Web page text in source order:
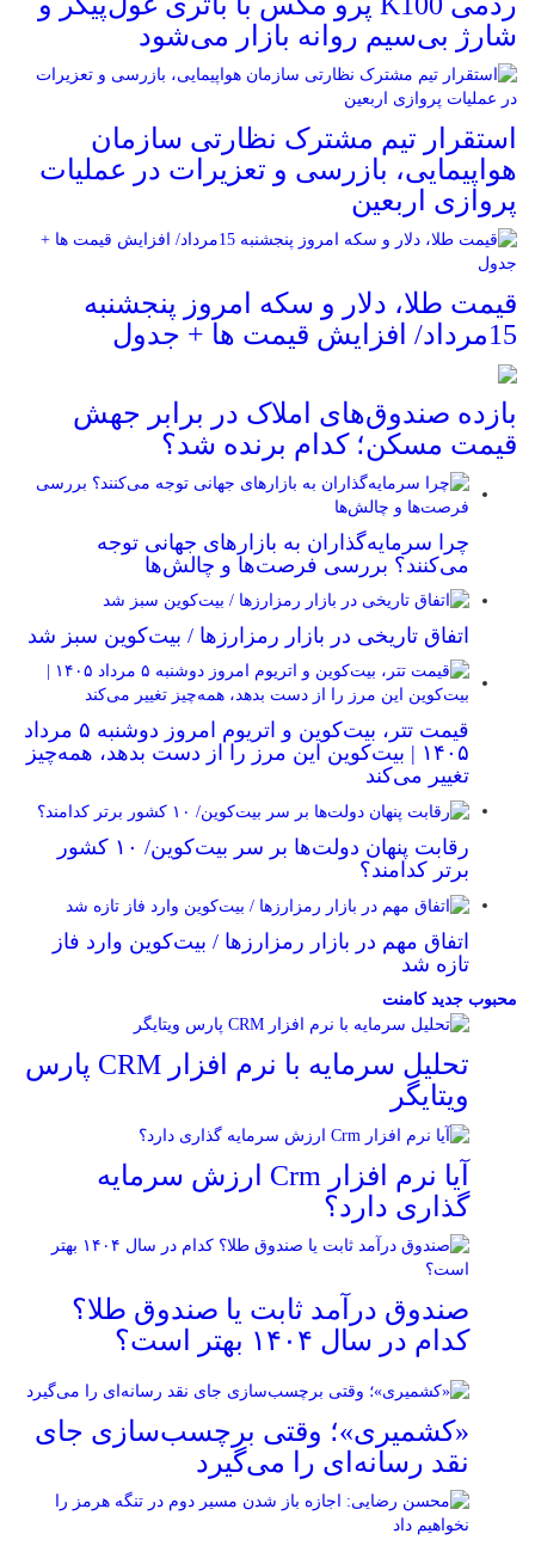
شارژ بی‌سیم روانه بازار می‌شود
استقرار تیم مشترک نظارتی سازمان
هواپیمایی، بازرسی و تعزیرات در عملیات
پروازی اربعین
قیمت طلا، دلار و سکه امروز پنجشنبه
15مرداد/ افزایش قیمت ها + جدول
بازده صندوق‌های املاک در برابر جهش
قیمت مسکن؛ کدام برنده شد؟
چرا سرمایه‌گذاران به بازارهای جهانی توجه
می‌کنند؟ بررسی فرصت‌ها و چالش‌ها
اتفاق تاریخی در بازار رمزارزها / بیت‌کوین سبز شد
قیمت تتر، بیت‌کوین و اتریوم امروز دوشنبه ۵ مرداد
۱۴۰۵ | بیت‌کوین این مرز را از دست بدهد، همه‌چیز
تغییر می‌کند
رقابت پنهان دولت‌ها بر سر بیت‌کوین/ ۱۰ کشور
برتر کدامند؟
اتفاق مهم در بازار رمزارزها / بیت‌کوین وارد فاز
تازه شد
محبوب جدیدکامنت
تحلیل سرمایه با نرم افزار CRM پارس
ویتایگر
آیا نرم افزار Crm ارزش سرمایه
گذاری دارد؟
صندوق درآمد ثابت یا صندوق طلا؟
کدام در سال ۱۴۰۴ بهتر است؟
«کشمیری»؛ وقتی برچسب‌سازی جای
نقد رسانه‌ای را می‌گیرد